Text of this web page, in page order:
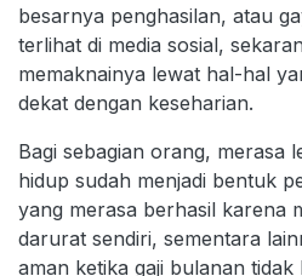
besarnya penghasilan, atau
terlihat di media sosial,
memaknainya lewat hal-hal
dekat dengan keseharian.
Bagi sebagian orang, merasa
hidup sudah menjadi bentuk
yang merasa berhasil karena
darurat sendiri, sementara
aman ketika gaji bulanan